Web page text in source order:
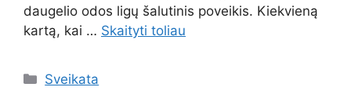
daugelio odos ligų šalutinis poveikis. Kiekvieną
kartą, kai … Skaityti toliau
Kategorijos
Sveikata